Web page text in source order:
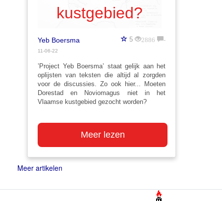
kustgebied?
Yeb Boersma
11-06-22
5 2886 -
’Project Yeb Boersma’ staat gelijk aan het
oplijsten van teksten die altijd al zorgden
voor de discussies. Zo ook hier... Moeten
Dorestad en Noviomagus niet in het
Vlaamse kustgebied gezocht worden?
Meer lezen
Meer artikelen